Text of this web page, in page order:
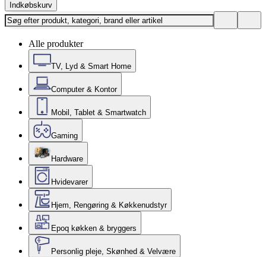
Indkøbskurv
Alle produkter
TV, Lyd & Smart Home
Computer & Kontor
Mobil, Tablet & Smartwatch
Gaming
Hardware
Hvidevarer
Hjem, Rengøring & Køkkenudstyr
Epoq køkken & bryggers
Personlig pleje, Skønhed & Velvære